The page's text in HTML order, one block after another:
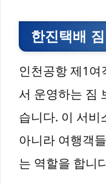
한진택배
인천공항 제1
서 운영하는 짐
습니다. 이 서비
아니라 여행객
는 역할을 합니